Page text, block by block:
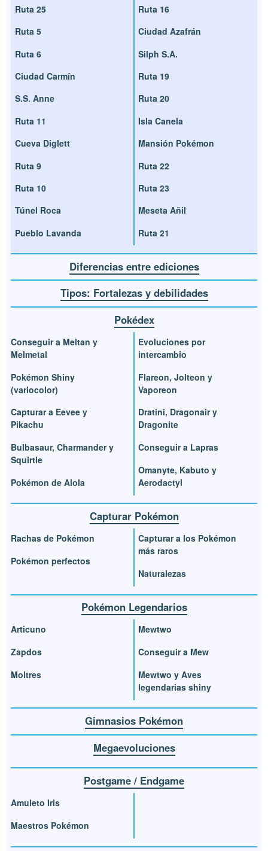
Ruta 25
Ruta 5
Ruta 6
Ciudad Carmín
S.S. Anne
Ruta 11
Cueva Diglett
Ruta 9
Ruta 10
Túnel Roca
Pueblo Lavanda
Ruta 16
Ciudad Azafrán
Silph S.A.
Ruta 19
Ruta 20
Isla Canela
Mansión Pokémon
Ruta 22
Ruta 23
Meseta Añil
Ruta 21
Diferencias entre ediciones
Tipos: Fortalezas y debilidades
Pokédex
Conseguir a Meltan y
Melmetal
Pokémon Shiny
(variocolor)
Capturar a Eevee y
Pikachu
Bulbasaur, Charmander y
Squirtle
Pokémon de Alola
Evoluciones por
intercambio
Flareon, Jolteon y
Vaporeon
Dratini, Dragonair y
Dragonite
Conseguir a Lapras
Omanyte, Kabuto y
Aerodactyl
Capturar Pokémon
Rachas de Pokémon
Pokémon perfectos
Capturar a los Pokémon
más raros
Naturalezas
Pokémon Legendarios
Articuno
Zapdos
Moltres
Mewtwo
Conseguir a Mew
Mewtwo y Aves
legendarias shiny
Gimnasios Pokémon
Megaevoluciones
Postgame / Endgame
Amuleto Iris
Maestros Pokémon